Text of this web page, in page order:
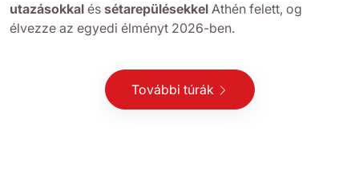
utazásokkal és sétarepülésekkel Athén felett, og
élvezze az egyedi élményt 2026-ben.
További túrák